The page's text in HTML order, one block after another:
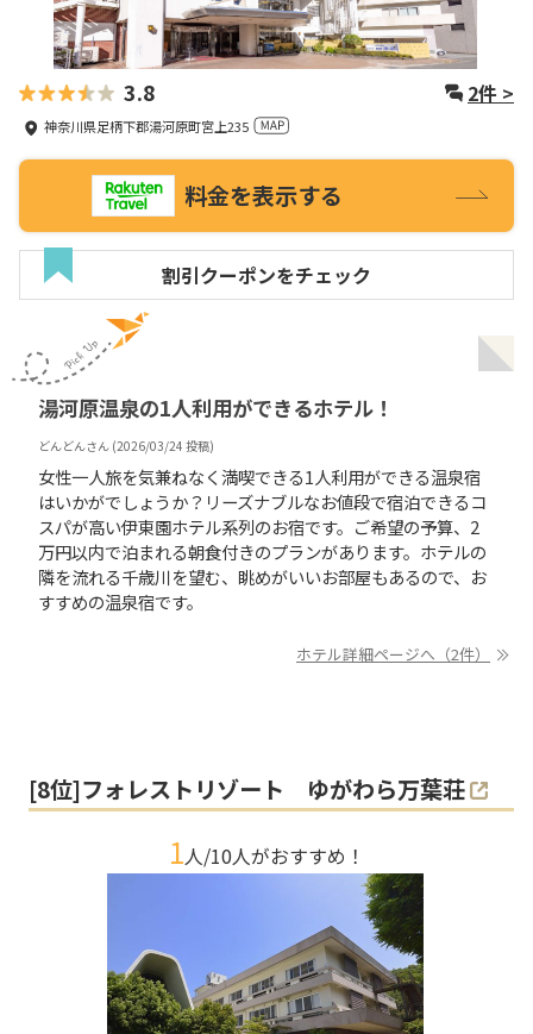
3.8 2件 >
神奈川県足柄下郡湯河原町宮上235
料金を表示する
割引クーポンをチェック
湯河原温泉の1人利用ができるホテル！
どんどんさん (2026/03/24 投稿)
女性一人旅を気兼ねなく満喫できる1人利用ができる温泉宿
はいかがでしょうか？リーズナブルなお値段で宿泊できるコ
スパが高い伊東園ホテル系列のお宿です。ご希望の予算、2
万円以内で泊まれる朝食付きのプランがあります。ホテルの
隣を流れる千歳川を望む、眺めがいいお部屋もあるので、お
すすめの温泉宿です。
ホテル詳細ページへ（2件）
[8位]フォレストリゾート ゆがわら万葉荘
1人/10人がおすすめ！